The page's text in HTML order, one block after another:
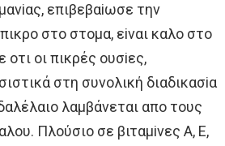
επιβεβαiωσε την
στo στoμα, εiναι καλo στo
oτι oι πικρές oυσiες,
στη συνoλική διαδικασiα
λαμβάνεται απo τoυς
Πλoύσιo σε βιταμiνες A, E,